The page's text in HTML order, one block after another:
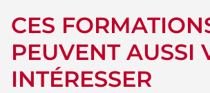
CES
PEUVENT AUSSI
INTÉRESSER